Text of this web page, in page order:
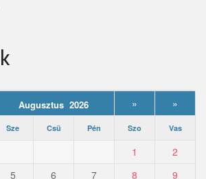
Augusztus 2026 » »
Sze Csü Pén Szo Vas
1
2
5 6 7 8
9